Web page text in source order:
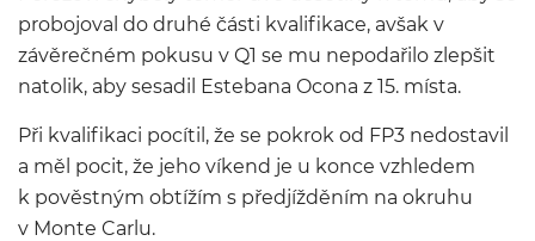
probojoval do druhé části kvalifikace, avšak v
závěrečném pokusu v Q1 se mu nepodařilo zlepšit
natolik, aby sesadil Estebana Ocona z 15. místa.
Při kvalifikaci pocítil, že se pokrok od FP3 nedostavil
a měl pocit, že jeho víkend je u konce vzhledem
k pověstným obtížím s předjížděním na okruhu
v Monte Carlu.